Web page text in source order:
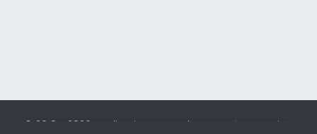
© 2019 - 2026 Realisatie en SEO door SEO-bureau
Lion